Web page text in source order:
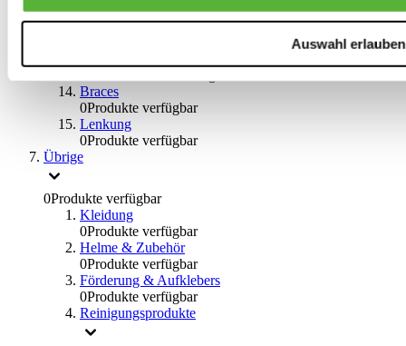
Auswahl erlauben
0Produkte verfügbar
Handbremsen
Braces
0Produkte verfügbar
Lenkung
0Produkte verfügbar
Übrige
0Produkte verfügbar
Kleidung
0Produkte verfügbar
Helme & Zubehör
0Produkte verfügbar
Förderung & Aufklebers
0Produkte verfügbar
Reinigungsprodukte